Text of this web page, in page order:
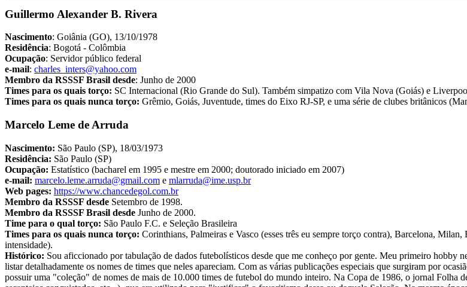
Guillermo Alexander B. Rivera
Nascimento: Goiânia (GO), 13/10/1978
Residência: Bogotá - Colômbia
Ocupação: Servidor público federal
e-mail: charles_inters@yahoo.com
Membro da RSSSF Brasil desde: Junho de 2000
Times para os quais torço: SC Internacional (Rio Grande do Sul). Também simpatizo com Vila Nova (Goiás) e
Times para os quais nunca torço: Grêmio, Goiás, Juventude, times do Eixo RJ-SP, e uma série de clubes britânicos
Marcelo Leme de Arruda
Nascimento: São Paulo (SP), 18/03/1973
Residência: São Paulo (SP)
Ocupação: Estatístico (bacharel em 1995 e mestre em 2000; doutorado iniciado em 2007)
e-mail: marcelo.leme.arruda@gmail.com e mlarruda@ime.usp.br
Web pages: https://www.chancedegol.com.br
Membro da RSSSF desde Setembro de 1998.
Membro da RSSSF Brasil desde Junho de 2000.
Time para o qual torço: São Paulo F.C. e Seleção Brasileira
Times para os quais nunca torço: Corinthians, Palmeiras e Vasco (esses três eu sempre torço contra), Barcelona,
intensidade).
Histórico: Sou aficcionado por tabulação de dados futebolísticos desde que me conheço por gente. Meu primeiro
listar detalhadamente os nomes de times que neles apareciam. Com as várias publicações especiais que surgiram por
possuir uma "coleção" de nomes de mais de 10.000 times de futebol do mundo inteiro. Na Copa de 1986, o jornal Folha